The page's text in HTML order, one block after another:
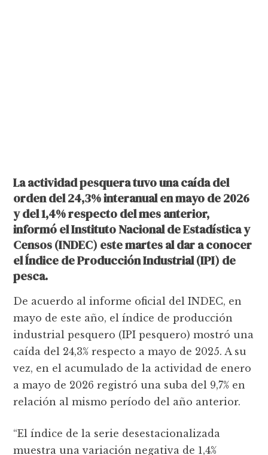
La actividad pesquera tuvo una caída del
orden del 24,3% interanual en mayo de 2026
y del 1,4% respecto del mes anterior,
informó el Instituto Nacional de Estadística y
Censos (INDEC) este martes al dar a conocer
el Índice de Producción Industrial (IPI) de
pesca.
De acuerdo al informe oficial del INDEC, en
mayo de este año, el índice de producción
industrial pesquero (IPI pesquero) mostró una
caída del 24,3% respecto a mayo de 2025. A su
vez, en el acumulado de la actividad de enero
a mayo de 2026 registró una suba del 9,7% en
relación al mismo período del año anterior.
“El índice de la serie desestacionalizada
muestra una variación negativa de 1,4%